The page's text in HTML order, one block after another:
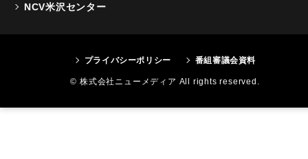
NCV米沢センター
プライバシーポリシー 番組審議会資料
© 株式会社ニューメディア All rights reserved.